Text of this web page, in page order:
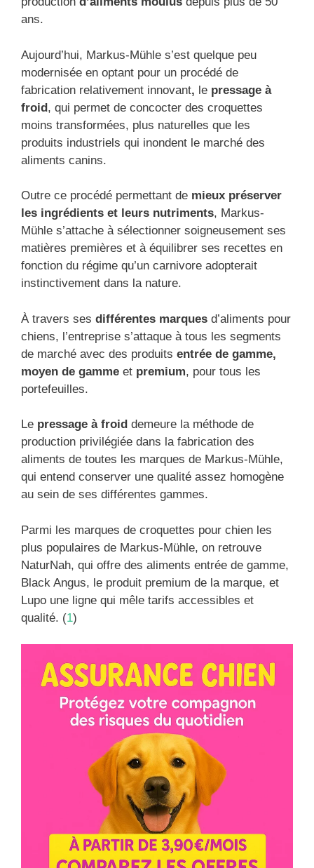
ans.
Aujourd’hui, Markus-Mühle s’est quelque peu
modernisée en optant pour un procédé de
fabrication relativement innovant, le pressage à
froid, qui permet de concocter des croquettes
moins transformées, plus naturelles que les
produits industriels qui inondent le marché des
aliments canins.
Outre ce procédé permettant de mieux préserver
les ingrédients et leurs nutriments, Markus-
Mühle s’attache à sélectionner soigneusement ses
matières premières et à équilibrer ses recettes en
fonction du régime qu’un carnivore adopterait
instinctivement dans la nature.
À travers ses différentes marques d’aliments pour
chiens, l’entreprise s’attaque à tous les segments
de marché avec des produits entrée de gamme,
moyen de gamme et premium, pour tous les
portefeuilles.
Le pressage à froid demeure la méthode de
production privilégiée dans la fabrication des
aliments de toutes les marques de Markus-Mühle,
qui entend conserver une qualité assez homogène
au sein de ses différentes gammes.
Parmi les marques de croquettes pour chien les
plus populaires de Markus-Mühle, on retrouve
NaturNah, qui offre des aliments entrée de gamme,
Black Angus, le produit premium de la marque, et
Lupo une ligne qui mêle tarifs accessibles et
qualité. (1)